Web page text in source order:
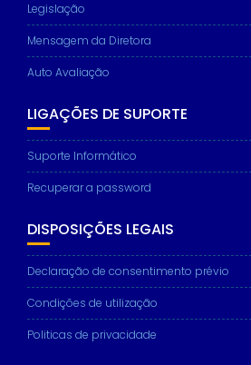
Legislação
Mensagem da Diretora
Auto Avaliação
LIGAÇÕES DE SUPORTE
Suporte Informático
Recuperar a password
DISPOSIÇÕES LEGAIS
Declaração de consentimento prévio
Condições de utilização
Politicas de privacidade